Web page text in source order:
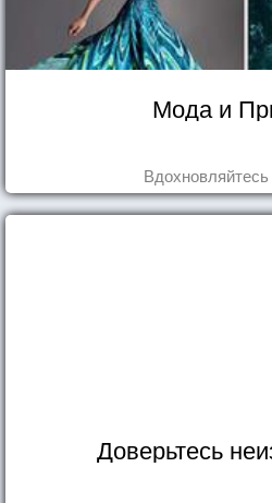
Мода и
Вдохновляйтесь
Доверьтесь